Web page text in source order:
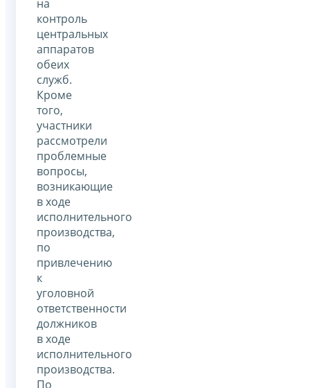
на
контроль
центральных
аппаратов
обеих
служб.
Кроме
того,
участники
рассмотрели
проблемные
вопросы,
возникающие
в ходе
исполнительного
производства,
по
привлечению
к
уголовной
ответственности
должников
в ходе
исполнительного
производства.
По